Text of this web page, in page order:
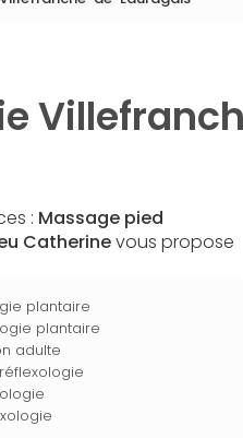
: Massage pied
Catherinevous propose
plantaire
plantaire
adulte